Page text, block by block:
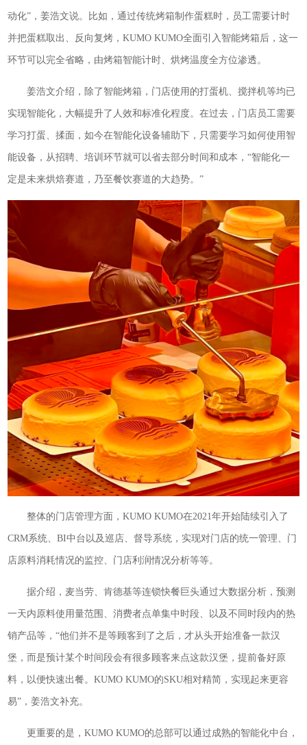
动化”，姜浩文说。比如，通过传统烤箱制作蛋糕时，员工需要计时
并把蛋糕取出、反向复烤，KUMO KUMO全面引入智能烤箱后，这一
环节可以完全省略，由烤箱智能计时、烘烤温度全方位渗透。
姜浩文介绍，除了智能烤箱，门店使用的打蛋机、搅拌机等均已
实现智能化，大幅提升了人效和标准化程度。在过去，门店员工需要
学习打蛋、揉面，如今在智能化设备辅助下，只需要学习如何使用智
能设备，从招聘、培训环节就可以省去部分时间和成本，“智能化一
定是未来烘焙赛道，乃至餐饮赛道的大趋势。”
整体的门店管理方面，KUMO KUMO在2021年开始陆续引入了
CRM系统、BI中台以及巡店、督导系统，实现对门店的统一管理、门
店原料消耗情况的监控、门店利润情况分析等等。
据介绍，麦当劳、肯德基等连锁快餐巨头通过大数据分析，预测
一天内原料使用量范围、消费者点单集中时段、以及不同时段内的热
销产品等，“他们并不是等顾客到了之后，才从头开始准备一款汉
堡，而是预计某个时间段会有很多顾客来点这款汉堡，提前备好原
料，以便快速出餐。KUMO KUMO的SKU相对精简，实现起来更容
易”，姜浩文补充。
更重要的是，KUMO KUMO的总部可以通过成熟的智能化中台，